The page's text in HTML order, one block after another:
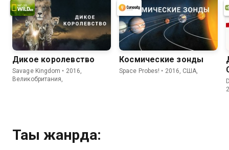
Дикое королевство
Savage Kingdom • 2016,
Великобритания,
Космические зонды
Space Probes! • 2016, США,
Тағы жанрда: